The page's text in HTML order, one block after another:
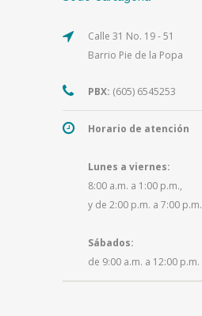
Calle 31 No. 19 - 51
Barrio Pie de la Popa
PBX: (605) 6545253
Horario de atención
Lunes a viernes:
8:00 a.m. a 1:00 p.m.,
y de 2:00 p.m. a 7:00 p.m.
Sábados:
de 9:00 a.m. a 12:00 p.m.